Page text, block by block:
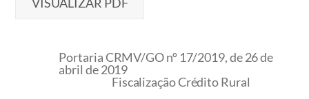
VISUALIZAR PDF
Portaria CRMV/GO nº 17/2019, de 26 de
abril de 2019
Fiscalização Crédito Rural